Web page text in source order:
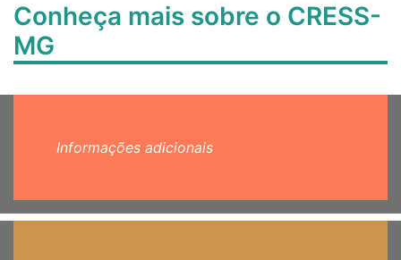
Conheça mais sobre o CRESS-
MG
Informações adicionais